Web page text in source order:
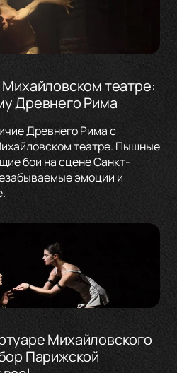
театре:
Древнего Рима
Древнего Рима с
театре. Пышные
бои на сцене Санкт-
эмоции и
Михайловского
Парижской